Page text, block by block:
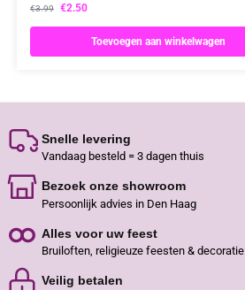
€3.99 €2.50
Toevoegen aan winkelwagen
Snelle levering
Vandaag besteld = 3 dagen thuis
Bezoek onze showroom
Persoonlijk advies in Den Haag
Alles voor uw feest
Bruiloften, religieuze feesten & decoratie
Veilig betalen